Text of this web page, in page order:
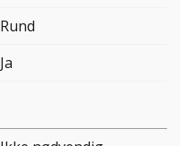
Rund
Ja